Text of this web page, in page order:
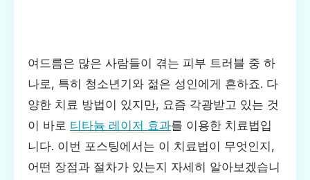
여드름은 많은 사람들이 겪는 피부 트러블 중 하
나로, 특히 청소년기와 젊은 성인에게 흔하죠. 다
양한 치료 방법이 있지만, 요즘 각광받고 있는 것
이 바로 티타늄 레이저 효과를 이용한 치료법입
니다. 이번 포스팅에서는 이 치료법이 무엇인지,
어떤 장점과 절차가 있는지 자세히 알아보겠습니